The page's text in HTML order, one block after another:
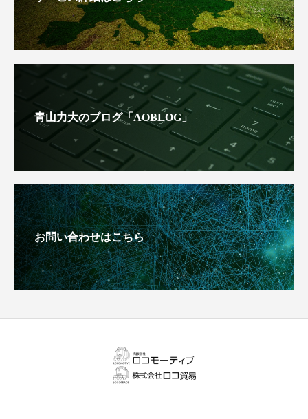
青山力大のブログ「AOBLOG」
お問い合わせはこちら